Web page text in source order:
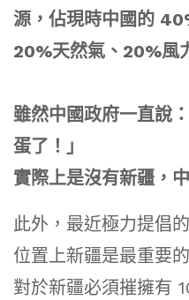
源，佔現時中國的
20%天然氣、20%風
雖然中國政府一直說
蛋了！」
實際上是沒有新疆，
此外，最近極力提倡
位置上新疆是最重要
對於新疆必須摧擁有